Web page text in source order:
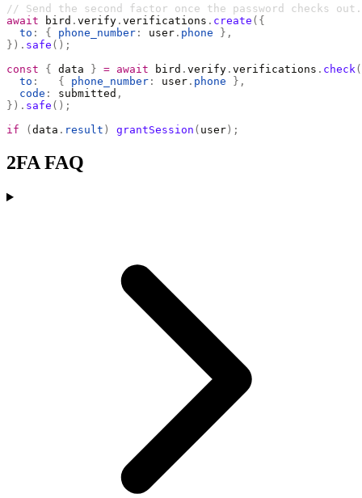
// Send the second factor once the password checks out.
await bird . verify . verifications . create ({
  to
: { phone_number : user . phone },
}). safe ();
const { data } = await bird . verify . verifications . check
  to
:
   {
phone_number : user . phone },
  code
: submitted ,
}). safe ();
if ( data . result ) grantSession ( user );
2FA FAQ